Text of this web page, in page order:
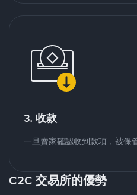
3. 收款
一旦賣家確認收到款項，被保
C2C 交易所的優勢